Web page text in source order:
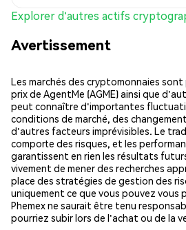
Explorer d'autres actifs
Avertissement
Les marchés des cryptomonnaies
prix de AgentMe (AGME) ainsi que
peut connaître d'importantes
conditions de marché, des
d'autres facteurs imprévisibles. Le
comporte des risques, et les
garantissent en rien les résultats
vivement de mener des recherches
place des stratégies de gestion des
uniquement ce que vous pouvez vous
Phemex ne saurait être tenu
pourriez subir lors de l'achat ou de la